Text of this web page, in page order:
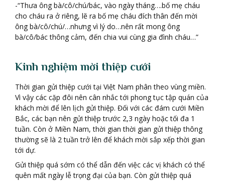
-“Thưa ông bà/cô/chú/bác, vào ngày tháng….bố mẹ cháu
cho cháu ra ở riêng, lẽ ra bố mẹ cháu đích thân đến mời
ông bà/cô/chú/…nhưng vì lý do…nên rất mong ông
bà/cô/bác thông cảm, đến chia vui cùng gia đình cháu…”
Kinh nghiệm mời thiệp cưới
Thời gian gửi thiệp cưới tại Việt Nam phân theo vùng miền.
Vì vậy các cặp đôi nên cân nhắc tới phong tục tập quán của
khách mời để lên lịch gửi thiệp. Đối với các đám cưới Miền
Bắc, các bạn nên gửi thiệp trước 2,3 ngày hoặc tối đa 1
tuần. Còn ở Miền Nam, thời gian thời gian gửi thiệp thông
thường sẽ là 2 tuần trở lên để khách mời sắp xếp thời gian
tới dự.
Gửi thiệp quá sớm có thể dẫn đến việc các vị khách có thể
quên mất ngày lễ trọng đại của bạn. Còn gửi thiệp quá